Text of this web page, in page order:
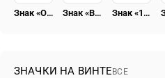
Знак «Отличник социалистического соревнования Наркомугля» [тип 4] Знак «ВССР. Всесоюзный союз строительных рабочих» Знак «15 лет Татарской АССР» [тип 2]
ЗНАЧКИ НА ВИНТЕ ВСЕ